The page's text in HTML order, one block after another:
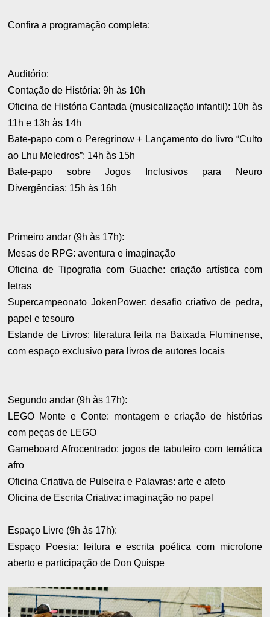
Confira a programação completa:
Auditório:
Contação de História: 9h às 10h
Oficina de História Cantada (musicalização infantil): 10h às
11h e 13h às 14h
Bate-papo com o Peregrinow + Lançamento do livro “Culto
ao Lhu Meledros”: 14h às 15h
Bate-papo sobre Jogos Inclusivos para Neuro
Divergências: 15h às 16h
Primeiro andar (9h às 17h):
Mesas de RPG: aventura e imaginação
Oficina de Tipografia com Guache: criação artística com
letras
Supercampeonato JokenPower: desafio criativo de pedra,
papel e tesouro
Estande de Livros: literatura feita na Baixada Fluminense,
com espaço exclusivo para livros de autores locais
Segundo andar (9h às 17h):
LEGO Monte e Conte: montagem e criação de histórias
com peças de LEGO
Gameboard Afrocentrado: jogos de tabuleiro com temática
afro
Oficina Criativa de Pulseira e Palavras: arte e afeto
Oficina de Escrita Criativa: imaginação no papel
Espaço Livre (9h às 17h):
Espaço Poesia: leitura e escrita poética com microfone
aberto e participação de Don Quispe